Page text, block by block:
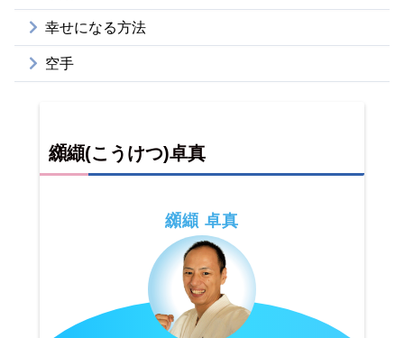
幸せになる方法
空手
纐纈(こうけつ)卓真
纐纈 卓真